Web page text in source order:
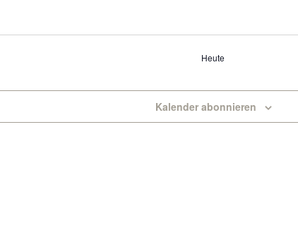
Heute
Kalender abonnieren